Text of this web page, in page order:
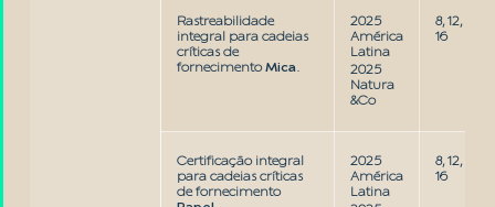
Rastreabilidade
integral para cadeias
críticas de
fornecimentoMica
2025
América
Latina
2025
Natura
&Co
8, 12,
16
Certificação integral
para cadeias críticas
de fornecimento
2025
América
Latina
8, 12,
16